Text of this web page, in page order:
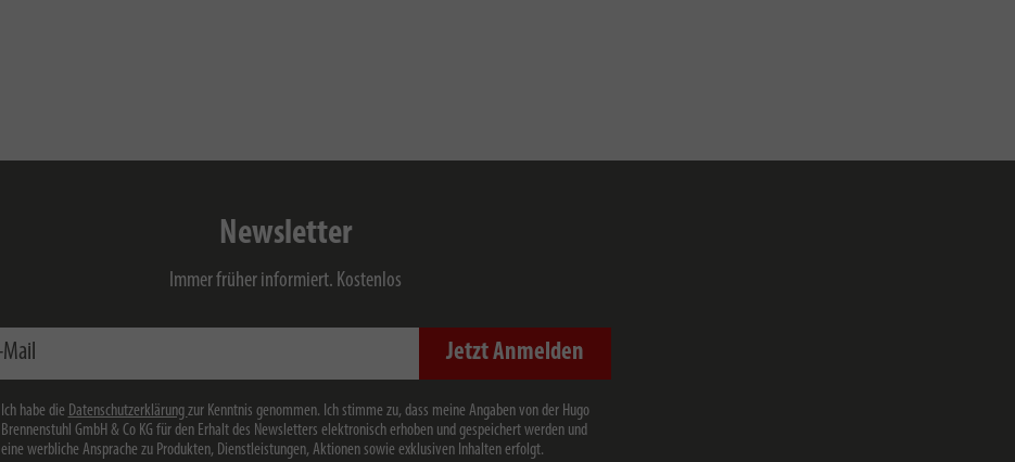
Newsletter
Immer früher informiert. Kostenlos
Jetzt Anmelden
Ich habe die Datenschutzerklärungzur Kenntnis genommen. Ich stimme zu, dass meine Angaben von der Hugo
Brennenstuhl GmbH & Co KG für den Erhalt des Newsletters elektronisch erhoben und gespeichert werden und
eine werbliche Ansprache zu Produkten, Dienstleistungen, Aktionen sowie exklusiven Inhalten erfolgt.